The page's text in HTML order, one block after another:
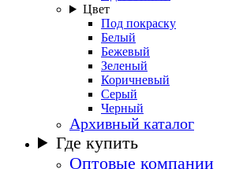
Цвет
Под покраску
Белый
Бежевый
Зеленый
Коричневый
Серый
Черный
Архивный каталог
Где купить
Оптовые компании